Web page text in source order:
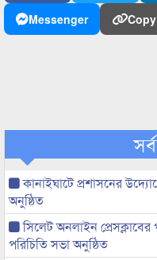
Messenger
কানাইঘাটে প্রশাসনের
অনুষ্ঠিত
সিলেট অনলাইন
পরিচিতি সভা অনুষ্ঠিত